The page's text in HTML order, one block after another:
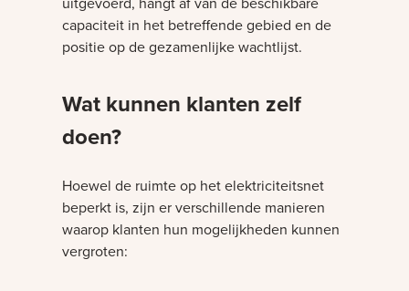
capaciteit in het betreffende gebied en de
positie op de gezamenlijke wachtlijst.
Wat kunnen klanten zelf
doen?
Hoewel de ruimte op het elektriciteitsnet
beperkt is, zijn er verschillende manieren
waarop klanten hun mogelijkheden kunnen
vergroten: